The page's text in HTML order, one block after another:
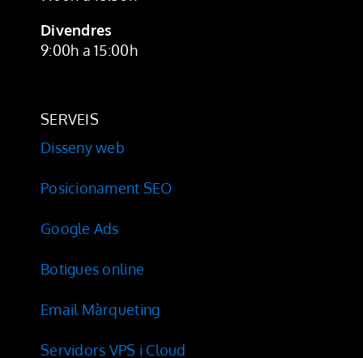
Divendres
9:00h a 15:00h
SERVEIS
Disseny web
Posicionament SEO
Google Ads
Botigues online
Email Màrqueting
Servidors VPS i Cloud